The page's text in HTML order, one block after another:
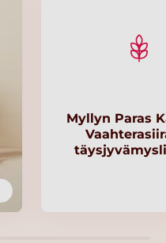
Myllyn Paras